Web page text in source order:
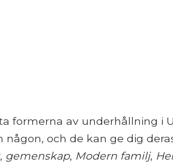
formerna av underhållning i
någon, och de kan ge dig
, gemenskap, Modern familj,